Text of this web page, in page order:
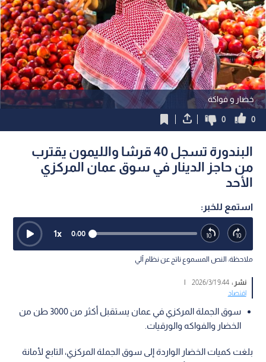
خضار و فواكة
0
0
البندورة تسجل 40 قرشا والليمون يقترب
من حاجز الدينار في سوق عمان المركزي
الأحد
استمع للخبر:
0:00
1x
ملاحظة: النص المسموع ناتج عن نظام آلي
نشر :9:44 2026/3/1
|
اقتصاد
سوق الجملة المركزي في عمان يستقبل أكثر من 3000 طن من
الخضار والفواكه والورقيات.
بلغت كميات الخضار الواردة إلى سوق الجملة المركزي، التابع لأمانة